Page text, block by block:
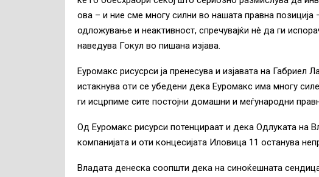
ова – и ние сме многу силни во нашата правна
одложување и неактивност, спречувајќи нè да ги
наведува Гокул во пишана изјава.
Еуромакс рисусрси ја пренесува и изјавата на Габриел
истакнува оти се убедени дека Еуромакс има многу
ги исцрпиме сите постојни домашни и меѓународни
Од Еуромакс рисурси потенцираат и дека Одлуката на
компанијата и оти концесијата Иловица 11 останува
Владата денеска соопшти дека на синоќешната